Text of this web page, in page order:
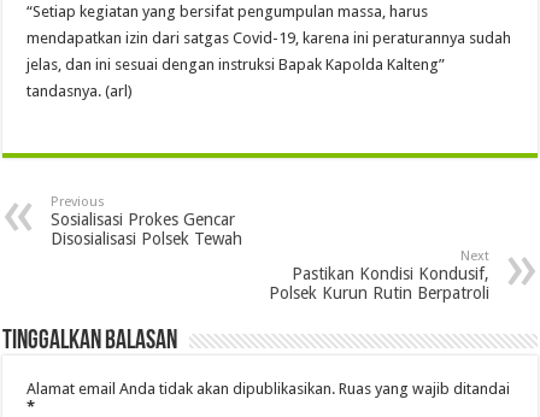
“Setiap kegiatan yang bersifat pengumpulan massa, harus
mendapatkan izin dari satgas Covid-19, karena ini peraturannya sudah
jelas, dan ini sesuai dengan instruksi Bapak Kapolda Kalteng”
tandasnya. (arl)
Previous
Sosialisasi Prokes Gencar
Disosialisasi Polsek Tewah
Next
Pastikan Kondisi Kondusif,
Polsek Kurun Rutin Berpatroli
Tinggalkan Balasan
Alamat email Anda tidak akan dipublikasikan. Ruas yang wajib ditandai
*